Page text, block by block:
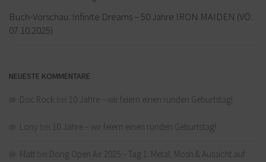
Buch-Vorschau: Infinite Dreams – 50 Jahre IRON MAIDEN (VÖ:
07.10.2025)
NEUESTE KOMMENTARE
Doc Rock 10 Jahre – wir feiern einen runden Geburtstag!
Lony 10 Jahre – wir feiern einen runden Geburtstag!
Matt
Dong Open Air 2025 – Tag 1: Metal, Mosh & Aussicht auf